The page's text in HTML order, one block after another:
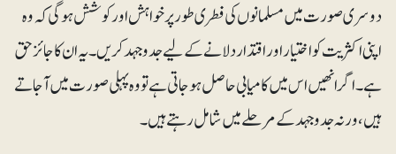
دوسری صورت میں مسلمانوں کی فطری طور پر خواہش اور کوشش ہوگی کہ وہ
اپنی اکثریت کو اختیار اور اقتدار دلانے کے لیے جدوجہد کریں۔ یہ ان کاجائز حق
ہے۔ اگر انھیں اس میں کامیابی حاصل ہو جاتی ہے تو وہ پہلی صورت میں آ جاتے
ہیں، ورنہ جدوجہد کے مرحلے میں شامل رہتے ہیں۔